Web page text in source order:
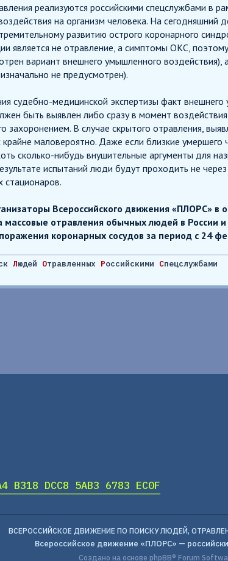
реализуются российскими спецслужбами в
на организм человека. На
развитию острого коронарного
является не отравление, а симптомы ОКС,
вариант внешнего умышленного
не предусмотрен).
судебно-медицинской экспертизы факт
быть выявлен либо сразу в момент
захоронением. В случае скрытого отравления,
маловероятно. Даже если близкие
сколько-нибудь внушительные аргументы для
испытаний люди будут проходить не
стационаров.
Всероссийского движения «ПЛОРС»
массовые отравления обычных людей в России
коронарных сосудов за период с 24
Людей Отравленных Российскими Спецслужбами
B318 DCC8 5AB3 6783 EC0F
ВСЕРОССИЙСКОЕ ДВИЖЕНИЕ ПО ПОИСКУ ЛЮДЕЙ,
Всероссийское движение «ПЛОРС» —
Создано на основе phpBB® Forum